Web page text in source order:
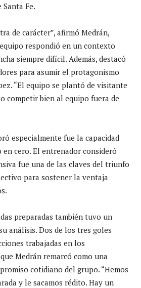
Fe.
de carácter”, afirmó Medrán,
respondió en un contexto
siempre difícil. Además, destacó
para asumir el protagonismo
“El equipo se plantó de visitante
competir bien al equipo fuera de
especialmente fue la capacidad
cero. El entrenador consideró
fue una de las claves del triunfo
para sostener la ventaja
preparadas también tuvo un
análisis. Dos de los tres goles
trabajadas en los
Medrán remarcó como una
cotidiano del grupo. “Hemos
y le sacamos rédito. Hay un